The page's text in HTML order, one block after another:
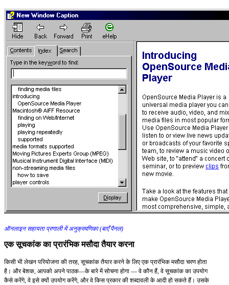
ऑनलाइन सहायता प्रणाली में अनुक्रमणिका (बाएँ पैनल)
एक सूचकांक का प्रारंभिक मसौदा तैयार करना
किसी भी लेखन परियोजना की तरह, सूचकांक तैयार करने के लिए एक प्रारंभिक मसौदा चरण होता
है। और बेशक, आपको अपने पाठक—के बारे में सोचना होगा — वे कौन हैं, वे सूचकांक का उपयोग
कैसे करेंगे, वे इसे क्यों उपयोग करेंगे, और वे किस प्रकार की शब्दावली के आदी हो सकते हैं। उसके